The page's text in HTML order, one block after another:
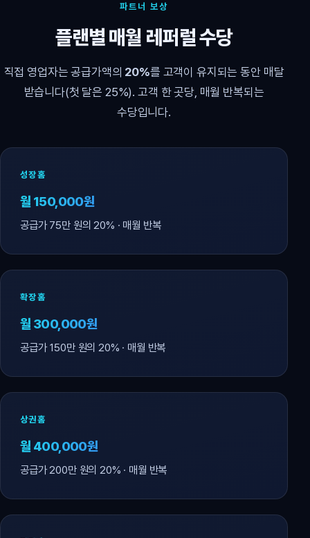
파트너 보상
플랜별 매월 레퍼럴 수당
직접 영업자는 공급가액의 20%를 고객이 유지되는 동안 매달
받습니다(첫 달은 25%). 고객 한 곳당, 매월 반복되는
수당입니다.
성장홈
월 150,000원
공급가 75만 원의 20% · 매월 반복
확장홈
월 300,000원
공급가 150만 원의 20% · 매월 반복
상권홈
월 400,000원
공급가 200만 원의 20% · 매월 반복